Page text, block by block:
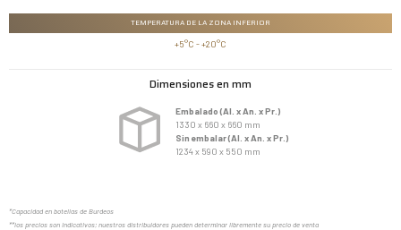
TEMPERATURA DE LA ZONA INFERIOR
+5°C - +20°C
Dimensiones en mm
Embalado (Al. x An. x Pr.)
1330 x 660 x 660 mm
Sin embalar (Al. x An. x Pr.)
1234 x 590 x 550 mm
*Capacidad en botellas de Burdeos
**los precios son indicativos; nuestros distribuidores pueden determinar libremente su precio de venta